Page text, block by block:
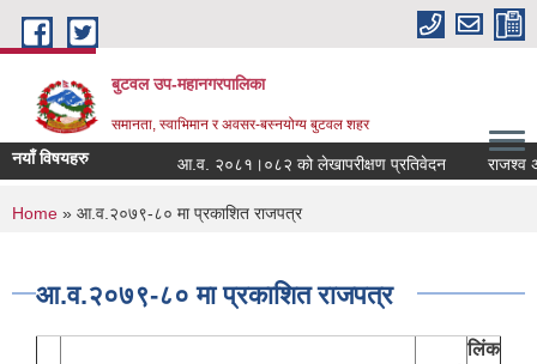
Skip to main content
बुटवल उप-महानगरपालिका
समानता, स्वाभिमान र अवसर-बस्नयोग्य बुटवल शहर
नयाँ विषयहरु आ.व. २०८१।०८२ को लेखापरीक्षण प्रतिवेदन राजश्व
You are here
Home » आ.व.२०७९-८० मा प्रकाशित राजपत्र
आ.व.२०७९-८० मा प्रकाशित राजपत्र
लिंक